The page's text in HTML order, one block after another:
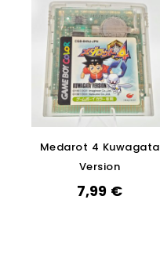
Medarot 4 Kuwagata
Version
7,99 €